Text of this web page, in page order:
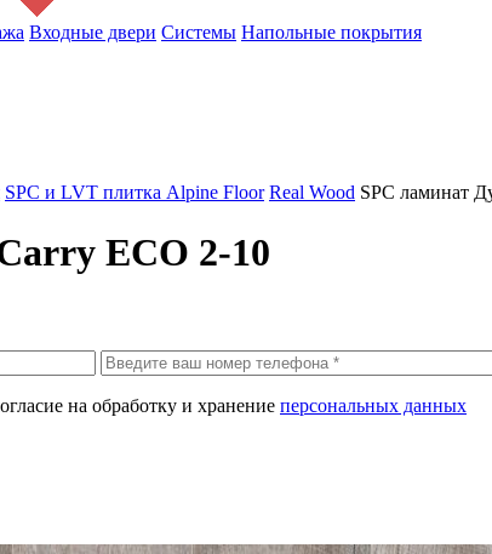
Входные двери Системы Напольные покрытия
SPC и LVT плитка Alpine Floor Real Wood SPC ламинат
ЕСО 2-10
на обработку и хранение персональных данных